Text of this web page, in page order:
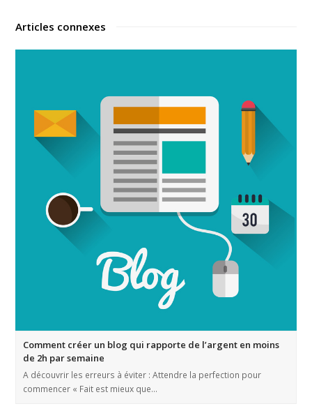
Articles connexes
Comment créer un blog qui rapporte de l’argent en moins
de 2h par semaine
A découvrir les erreurs à éviter : Attendre la perfection pour
commencer « Fait est mieux que…